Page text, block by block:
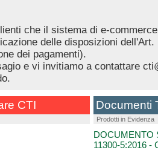
che il sistema di e-
delle disposizioni
dei pagamenti).
e vi invitiamo a contattare
CTI Documenti
Prodotti in Evidenza
DOCUMENTO
11300-5:2016 -